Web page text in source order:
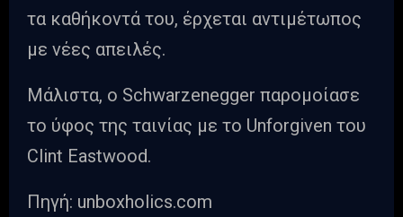
τα καθήκοντά του, έρχεται αντιμέτωπος
με νέες απειλές.
Μάλιστα, ο Schwarzenegger παρομοίασε
το ύφος της ταινίας με το Unforgiven του
Clint Eastwood.
Πηγή: unboxholics.com